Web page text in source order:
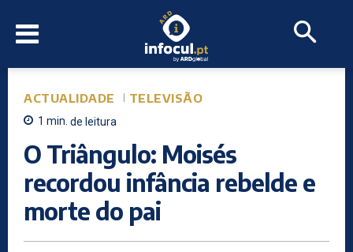
ACTUALIDADE TELEVISÃO
1 min. de leitura
O Triângulo: Moisés
recordou infância rebelde e
morte do pai